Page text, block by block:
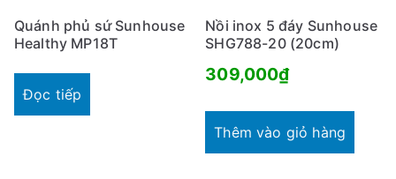
Quánh phủ sứ Sunhouse
Healthy MP18T
Đọc tiếp
Nồi inox 5 đáy Sunhouse
SHG788-20 (20cm)
309,000₫
Thêm vào giỏ hàng